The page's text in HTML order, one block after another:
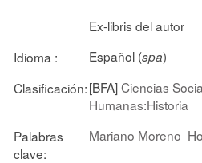
Ex-libris del autor
Idioma :
Español (spa)
Clasificación:[BFA]Ciencias
Humanas:Historia
Palabras
clave:
Mariano Moreno